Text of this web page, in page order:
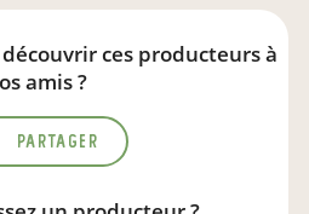
ces producteurs à
amis ?
Partager